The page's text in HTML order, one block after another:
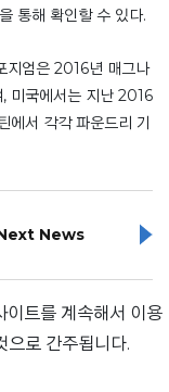
해 확인할 수 있다.
지엄은 2016년 매그나
미국에서는 지난 2016
에서 각각 파운드리 기
News
이트를 계속해서 이용
으로 간주됩니다.